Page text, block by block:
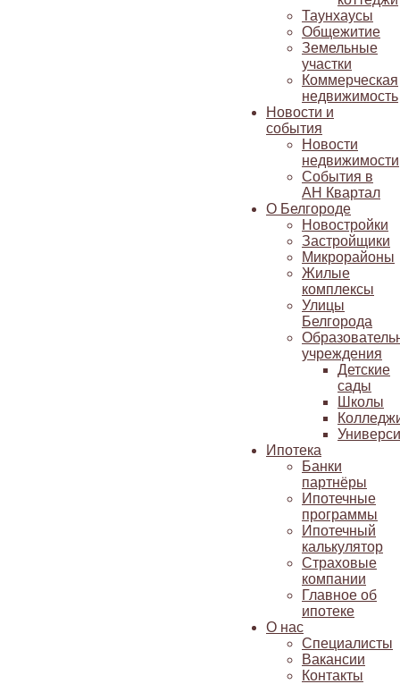
Таунхаусы
Общежитие
Земельные
участки
Коммерческая
недвижимость
Новости и
события
Новости
недвижимости
События в
АН Квартал
О Белгороде
Новостройки
Застройщики
Микрорайоны
Жилые
комплексы
Улицы
Белгорода
учреждения
Детские
сады
Школы
Ипотека
Банки
партнёры
Ипотечные
программы
Ипотечный
калькулятор
Страховые
компании
Главное об
ипотеке
О нас
Специалисты
Вакансии
Контакты